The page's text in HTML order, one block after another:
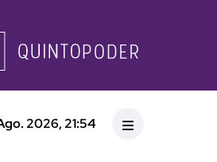
2026, 21:54